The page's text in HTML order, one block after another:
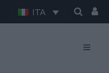
ITA